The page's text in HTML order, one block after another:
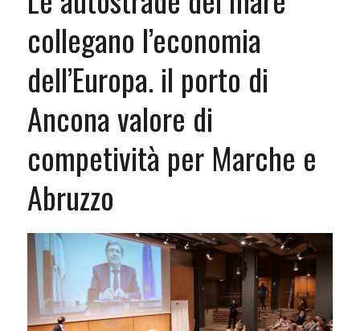
collegano l’economia
dell’Europa. il porto di
Ancona valore di
competività per Marche e
Abruzzo